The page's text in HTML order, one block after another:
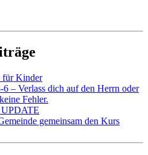
für Kinder
6 – Verlass dich auf den Herrn oder
Fehler.
gemeinsam den Kurs